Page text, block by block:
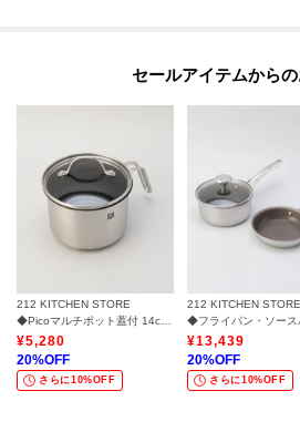
セールアイテムから
212 KITCHEN STORE
¥5,280
20%OFF
さらに10%OFF
212 KITCHEN STORE
¥13,439
20%OFF
さらに10%OFF